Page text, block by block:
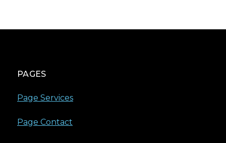
PAGES
Page Services
Page Contact